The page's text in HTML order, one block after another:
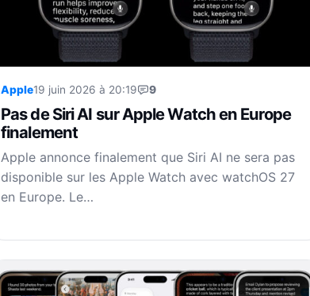
Apple19 juin 2026 à 20:19 9
Pas de Siri AI sur Apple Watch en Europe
finalement
Apple annonce finalement que Siri AI ne sera pas
disponible sur les Apple Watch avec watchOS 27
en Europe. Le…